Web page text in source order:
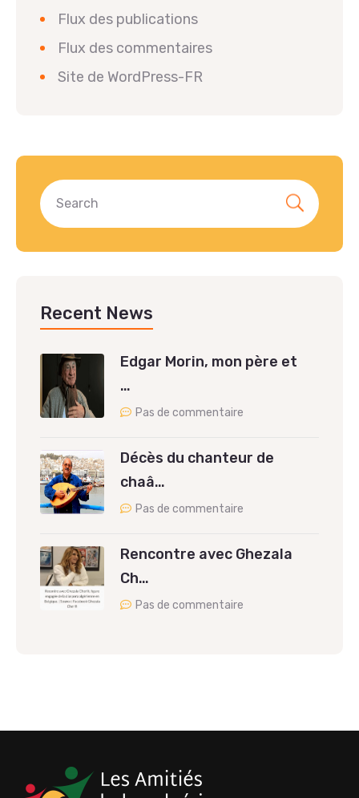
Flux des publications
Flux des commentaires
Site de WordPress-FR
Recent News
Edgar Morin, mon père et
…
Pas de commentaire
Décès du chanteur de
chaâ…
Pas de commentaire
Rencontre avec Ghezala
Ch…
Pas de commentaire